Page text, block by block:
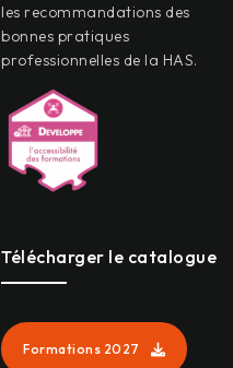
les recommandations des
bonnes pratiques
professionnelles de la HAS.
Télécharger le catalogue
Formations 2027